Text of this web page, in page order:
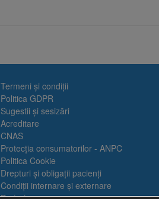
Termeni și condiții
Politica GDPR
Sugestii și sesizări
Acreditare
CNAS
Protecția consumatorilor - ANPC
Politica Cookie
Drepturi și obligații pacienți
Condiții internare și externare